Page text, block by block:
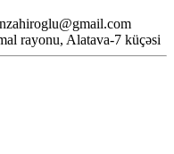
rayonu, Alatava-7 küçəsi